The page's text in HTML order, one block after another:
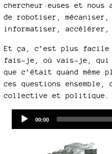
chercheur·euses et nous
de robotiser, mécaniser,
informatiser, accélérer,
Et ça, c’est plus facile
fais-je, où vais-je, qui
que c’était quand même
ces questions ensemble,
collective et politique.
Current
00:00